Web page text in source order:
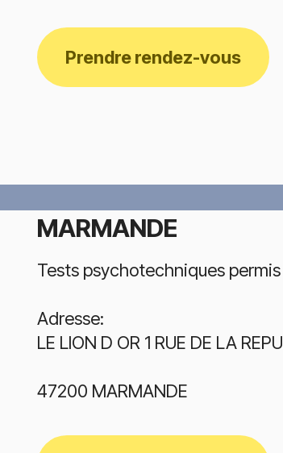
Prendre rendez-vous
MARMANDE
Tests psychotechniques
Adresse:
LE LION D OR 1 RUE DE LA
47200 MARMANDE